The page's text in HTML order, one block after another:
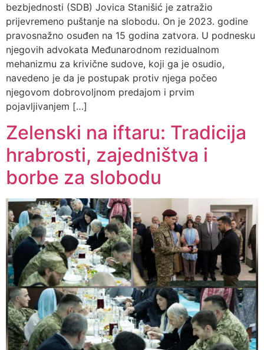
bezbjednosti (SDB) Jovica Stanišić je zatražio
prijevremeno puštanje na slobodu. On je 2023. godine
pravosnažno osuđen na 15 godina zatvora. U podnesku
njegovih advokata Međunarodnom rezidualnom
mehanizmu za krivične sudove, koji ga je osudio,
navedeno je da je postupak protiv njega počeo
njegovom dobrovoljnom predajom i prvim
pojavljivanjem […]
Zelenski na iftaru: Tradicija
hrabrosti, zajedništva i
borbe za slobodu